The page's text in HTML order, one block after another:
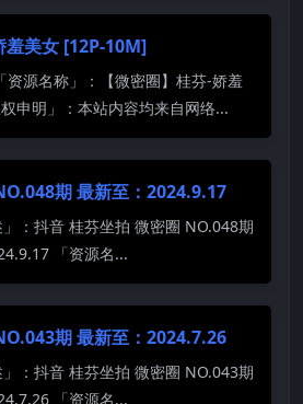
羞美女 [12P-10M]
资源名称」：【微密圈】桂芬-娇羞
申明」：本站内容均来自网络...
期 最新至：2024.9.17
：抖音 桂芬坐拍 微密圈 NO.048期
「资源名...
期 最新至：2024.7.26
：抖音 桂芬坐拍 微密圈 NO.043期
「资源名...